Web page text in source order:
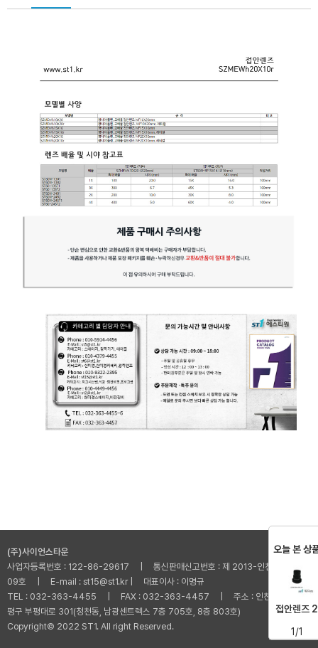
(주)사이언스타운
사업자등록번호 : 122-86-29617 | 통신판매신고번호 : 제 2013-인천부평-001
09호 | E-mail : st15@st1.kr | 대표이사 : 이명규
TEL : 032-363-4455 | FAX : 032-363-4457 | 주소 : 인천광역시 부
평구 부평대로 301(청천동, 남광센트렉스 7층 705호, 8층 803호)
Copyright© 2022 ST1. All right Reserved.
오늘 본 상
접안렌즈 2
1/1